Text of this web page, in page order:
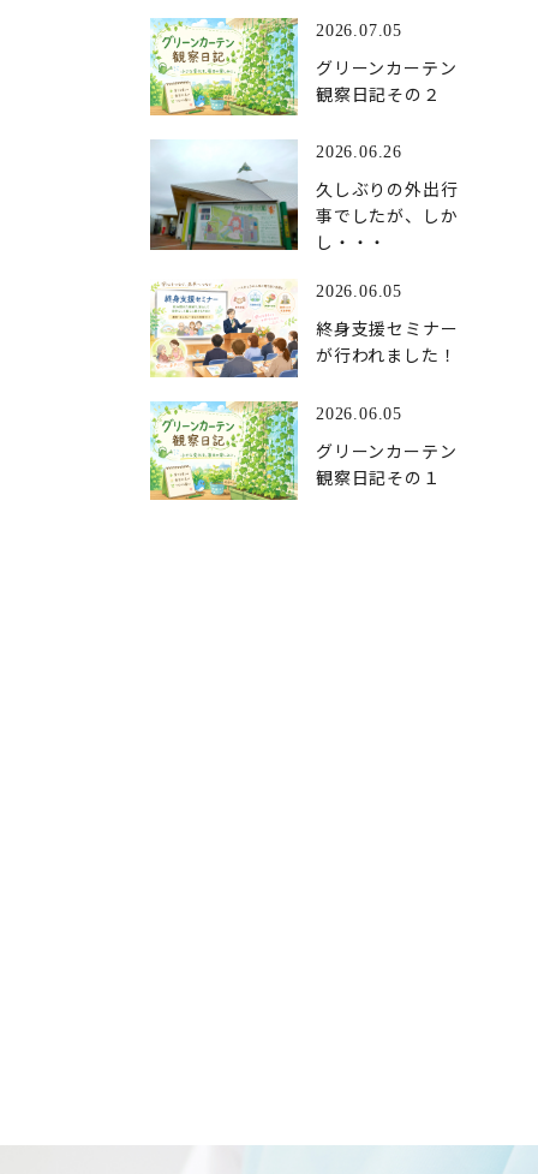
2026.07.05
グリーンカーテン
観察日記その２
2026.06.26
久しぶりの外出行
事でしたが、しか
し・・・
2026.06.05
終身支援セミナー
が行われました！
2026.06.05
グリーンカーテン
観察日記その１